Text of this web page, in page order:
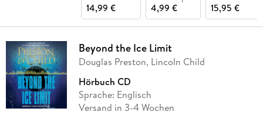
14,99 €
4,99 €
15,95 €
Beyond the Ice Limit
Douglas Preston, Lincoln Child
Hörbuch CD
Sprache: Englisch
Versand in 3-4 Wochen